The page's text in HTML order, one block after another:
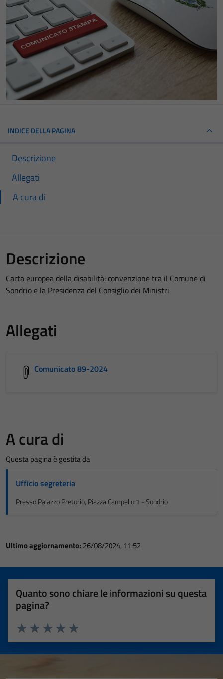
INDICE DELLA PAGINA
Descrizione
Allegati
A cura di
Descrizione
Carta europea della disabilità: convenzione tra il Comune di
Sondrio e la Presidenza del Consiglio dei Ministri
Allegati
Comunicato 89-2024
A cura di
Questa pagina è gestita da
Ufficio segreteria
Presso Palazzo Pretorio, Piazza Campello 1 - Sondrio
Ultimo aggiornamento: 26/08/2024, 11:52
Quanto sono chiare le informazioni su questa
pagina?
Valuta 5 stelle su 5
Valuta 4 stelle su 5
Valuta 3 stelle su 5
Valuta 2 stelle su 5
Valuta 1 stelle su 5